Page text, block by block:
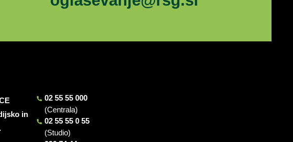
in
02 55 55 000
(Centrala)
02 55 55 0 55
(Studio)